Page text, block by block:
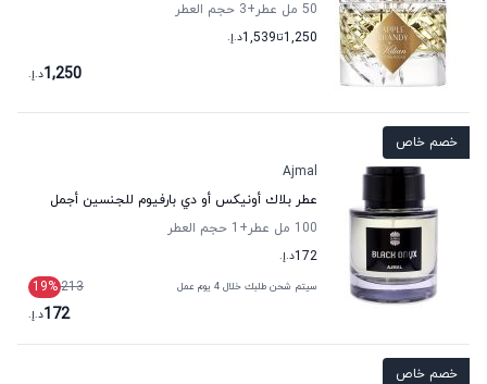
50 مل عطر
+3
حجم العطر
1,250تا1,539د.إ.
1,250د.إ.
خصم خاص
Ajmal
عطر بلاك أونيكس أو دي بارفيوم للجنسين أجمل
100 مل عطر
+1
حجم العطر
172د.إ.
سيتم شحن طلبك خلال 4 يوم عمل 213
19%
172د.إ.
خصم خاص